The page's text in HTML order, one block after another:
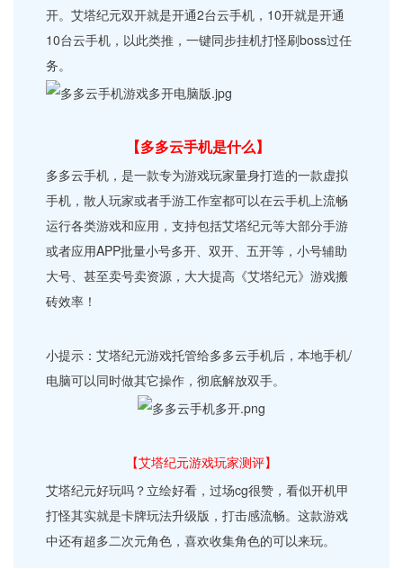
开。艾塔纪元双开就是开通2台云手机，10开就是开通
10台云手机，以此类推，一键同步挂机打怪刷boss过任
务。
【多多云手机是什么】
多多云手机，是一款专为游戏玩家量身打造的一款虚拟
手机，散人玩家或者手游工作室都可以在云手机上流畅
运行各类游戏和应用，支持包括艾塔纪元等大部分手游
或者应用APP批量小号多开、双开、五开等，小号辅助
大号、甚至卖号卖资源，大大提高《艾塔纪元》游戏搬
砖效率！
小提示：艾塔纪元游戏托管给多多云手机后，本地手机/
电脑可以同时做其它操作，彻底解放双手。
【艾塔纪元游戏玩家测评】
艾塔纪元好玩吗？立绘好看，过场cg很赞，看似开机甲
打怪其实就是卡牌玩法升级版，打击感流畅。这款游戏
中还有超多二次元角色，喜欢收集角色的可以来玩。